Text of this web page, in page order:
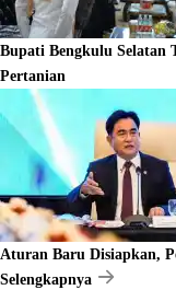
Bupati Bengkulu Selatan
Pertanian
Aturan Baru Disiapkan,
Selengkapnya